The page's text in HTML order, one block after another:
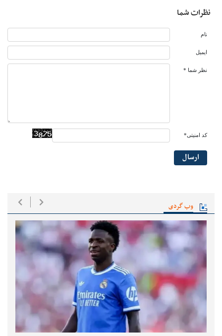
وب گردی
نظرات شما
نام
ایمیل
نظر شما *
کد امنیتی*
ارسال